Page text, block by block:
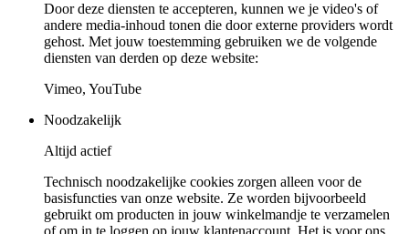
Door deze diensten te accepteren, kunnen we je video's of
andere media-inhoud tonen die door externe providers wordt
gehost. Met jouw toestemming gebruiken we de volgende
diensten van derden op deze website:
Vimeo, YouTube
Noodzakelijk
Altijd actief
Technisch noodzakelijke cookies zorgen alleen voor de
basisfuncties van onze website. Ze worden bijvoorbeeld
gebruikt om producten in jouw winkelmandje te verzamelen